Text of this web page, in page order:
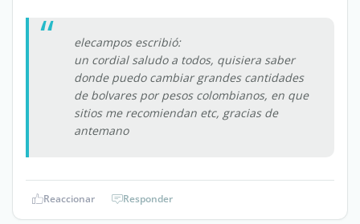
elecampos escribió:
un cordial saludo a todos, quisiera saber
donde puedo cambiar grandes cantidades
de bolvares por pesos colombianos, en que
sitios me recomiendan etc, gracias de
antemano
Reaccionar Responder